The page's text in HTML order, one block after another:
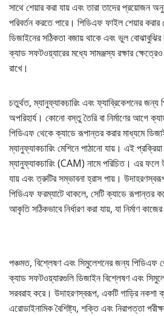
সাথে শেয়ার করা যায় এবং তারা তাদের প্রয়োজন
পরিবর্তন করতে পারে। পিডিএফ ফাইল শেয়ার
ডিজাইনের সঠিকতা বজায় থাকে এবং ভুল
ক্যাড সফটওয়্যারের মধ্যে সামঞ্জস্য রক্ষার
রাখে।
চতুর্থত, ম্যানুফ্যাকচারিং এবং ফ্যাব্রিকেশনের
অপরিহার্য। কোনো বস্তু তৈরি বা নির্মাণের আগে
পিডিএফ থেকে ক্যাডে রূপান্তর করার মাধ্যমে
ম্যানুফ্যাকচারিং মেশিনে পাঠানো যায়। এই
ম্যানুফ্যাকচারিং (CAM) নামে পরিচিত। এর ফলে
যায় এবং ত্রুটির সম্ভাবনা হ্রাস পায়।
পিডিএফ ফরম্যাটে থাকলে, সেটি ক্যাডে রূপান্তর
আকৃতি সঠিকভাবে নির্ধারণ করা যায়, যা নির্মাণ
পঞ্চমত, বিশ্লেষণ এবং সিমুলেশনের জন্য পিডিএফ
ক্যাড সফটওয়্যারগুলি ডিজাইন বিশ্লেষণ এবং
সরবরাহ করে। উদাহরণস্বরূপ, একটি গাড়ির নকশা
এরোডাইনামিক বৈশিষ্ট্য, শক্তি এবং নিরাপত্তা